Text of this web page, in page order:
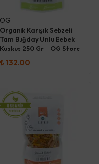
OG
Organik Karışık Sebzeli
Tam Buğday Unlu Bebek
Kuskus 250 Gr - OG Store
₺ 132.00